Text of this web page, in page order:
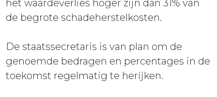
het waardeverlies hoger zijn dan 31% van
de begrote schadeherstelkosten.
De staatssecretaris is van plan om de
genoemde bedragen en percentages in de
toekomst regelmatig te herijken.